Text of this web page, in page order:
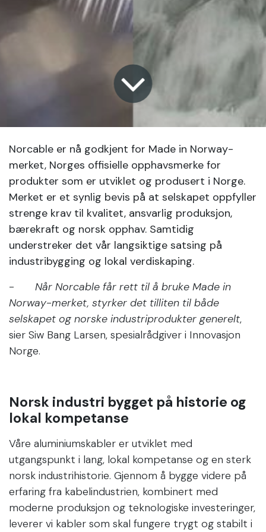
Norcable er nå godkjent for Made in Norway-
merket, Norges offisielle opphavsmerke for
produkter som er utviklet og produsert i Norge.
Merket er et synlig bevis på at selskapet oppfyller
strenge krav til kvalitet, ansvarlig produksjon,
bærekraft og norsk opphav. Samtidig
understreker det vår langsiktige satsing på
industribygging og lokal verdiskaping.
- Når Norcable får rett til å bruke Made in
Norway-merket, styrker det tilliten til både
selskapet og norske industriprodukter generelt,
sier Siw Bang Larsen, spesialrådgiver i Innovasjon
Norge.
Norsk industri bygget på historie og
lokal kompetanse
Våre aluminiumskabler er utviklet med
utgangspunkt i lang, lokal kompetanse og en sterk
norsk industrihistorie. Gjennom å bygge videre på
erfaring fra kabelindustrien, kombinert med
moderne produksjon og teknologiske investeringer,
leverer vi kabler som skal fungere trygt og stabilt i